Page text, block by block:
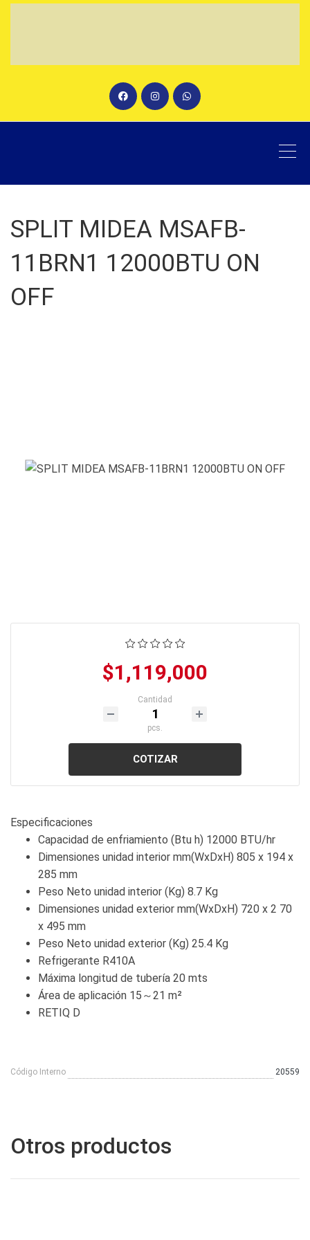
SPLIT MIDEA MSAFB-
11BRN1 12000BTU ON
OFF
$1,119,000
Cantidad
pcs.
COTIZAR
Especificaciones
Capacidad de enfriamiento (Btu h) 12000 BTU/hr
Dimensiones unidad interior mm(WxDxH) 805 x 194 x
285 mm
Peso Neto unidad interior (Kg) 8.7 Kg
Dimensiones unidad exterior mm(WxDxH) 720 x 2 70
x 495 mm
Peso Neto unidad exterior (Kg) 25.4 Kg
Refrigerante R410A
Máxima longitud de tubería 20 mts
Área de aplicación 15～21 m²
RETIQ D
Código Interno 20559
Otros productos